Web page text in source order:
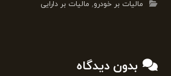
مالیات بر خودرو, مالیات بر دارایی
بدون دیدگاه